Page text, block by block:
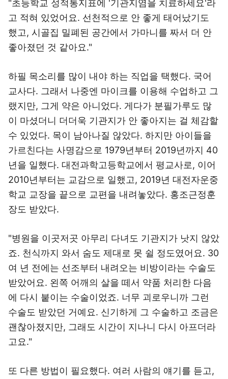
"초등학교 성적통지표에 '기관지염을 치료하세요'라
고 적혀 있었어요. 선천적으로 안 좋게 태어났기도
했고, 시골집 밀폐된 공간에서 가마니를 짜서 더 안
좋아졌던 것 같아요."
하필 목소리를 많이 내야 하는 직업을 택했다. 국어
교사다. 그래서 나중엔 마이크를 이용해 수업하고 그
랬지만, 그게 약은 아니었다. 게다가 분필가루도 많
이 마셨더니 더더욱 기관지가 안 좋아지는 걸 체감할
수 있었다. 목이 남아나질 않았다. 하지만 아이들을
가르친다는 사명감으로 1979년부터 2019년까지 40
년을 일했다. 대전과학고등학교에서 평교사로, 이어
2010년부터는 교감으로 일했고, 2019년 대전자운중
학교 교장을 끝으로 교편을 내려놓았다. 홍조근정훈
장도 받았다.
"병원을 이곳저곳 아무리 다녀도 기관지가 낫지 않았
죠. 천식까지 와서 숨도 제대로 못 쉴 정도였어요. 30
여 년 전에는 선조부터 내려오는 비방이라는 수술도
받았어요. 왼쪽 어깨의 살을 떼서 약품 처리한 다음
에 다시 붙이는 수술이었죠. 너무 괴로우니까 그런
수술도 받았던 거예요. 신기하게 그 수술하고 조금은
괜찮아졌지만, 그래도 시간이 지나니 다시 아프더라
고요."
또 다른 방법이 필요했다. 여러 사람의 얘기를 듣고,